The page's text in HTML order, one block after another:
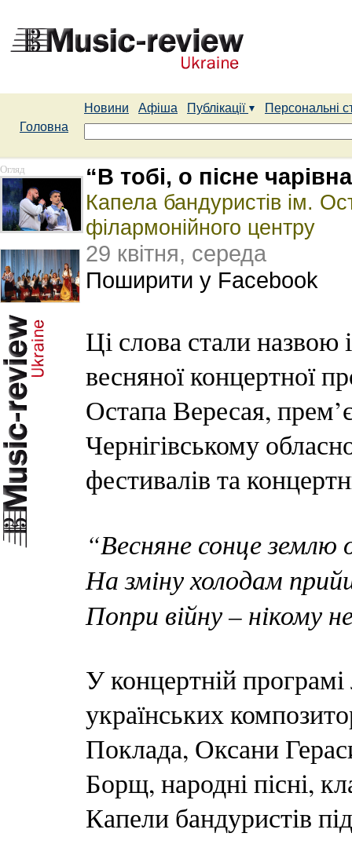
Новини Афіша Публікації
Персональні
Головна
Огляд “В тобі, о пісне
Капела бандуристів ім.
філармонійного центру
29 квітня, середа
Поширити у Facebook
Ці слова стали
весняної концертної
Остапа Вересая,
Чернігівському
фестивалів та
“Весняне сонце землю
На зміну холодам
Попри війну – нікому
У концертній
українських
Поклада, Оксани
Борщ, народні пісні,
Капели бандуристів